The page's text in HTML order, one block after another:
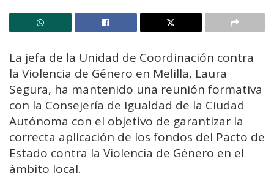
La jefa de la Unidad de Coordinación contra
la Violencia de Género en Melilla, Laura
Segura, ha mantenido una reunión formativa
con la Consejería de Igualdad de la Ciudad
Autónoma con el objetivo de garantizar la
correcta aplicación de los fondos del Pacto de
Estado contra la Violencia de Género en el
ámbito local.